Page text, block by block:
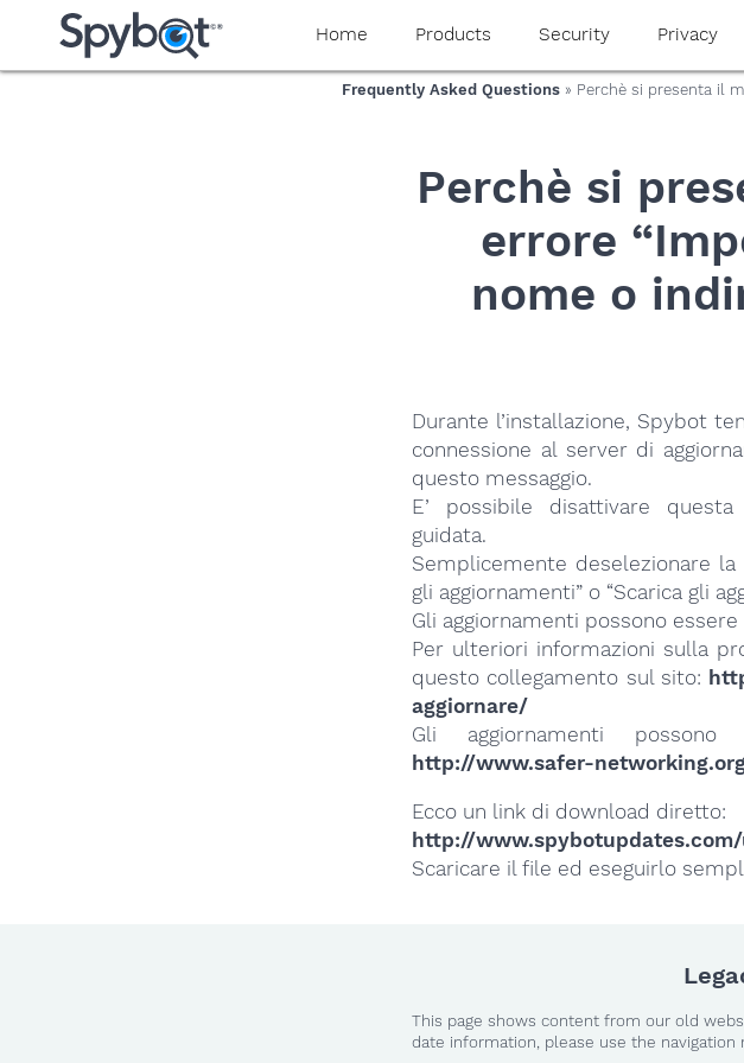
yaaaeag20
Home Products Security Privacy
Frequently Asked Questions » Perchè si presenta il
Perchè si
errore
nome o
Durante l’installazione, Spybot
connessione al server di
questo messaggio.
E’ possibile disattivare
guidata.
Semplicemente deselezionare
gli aggiornamenti” o “Scarica gli
Gli aggiornamenti possono
Per ulteriori informazioni sulla
questo collegamento sul sito:
aggiornare/
Gli aggiornamenti possono
http://www.safer-
Ecco un link di download diretto:
http://
Scaricare il file ed eseguirlo
This page shows content from our old
date information, please use the navigation